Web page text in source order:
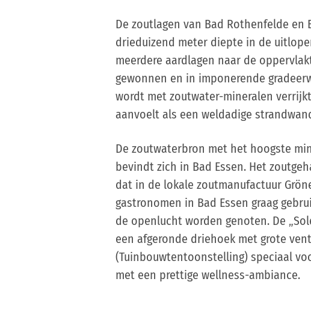
De zoutlagen van Bad Rothenfelde
drieduizend meter diepte in de
meerdere aardlagen naar de
gewonnen en in imponerende
wordt met zoutwater-mineralen
aanvoelt als een weldadige
De zoutwaterbron met het hoogste
bevindt zich in Bad Essen. Het
dat in de lokale zoutmanufactuur
gastronomen in Bad Essen graag
de openlucht worden genoten. De
een afgeronde driehoek met grote
(Tuinbouwtentoonstelling) speciaal
met een prettige wellness-ambiance.